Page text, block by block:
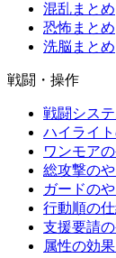
混乱まとめ
恐怖まとめ
洗脳まとめ
戦闘・操作
戦闘シス
ハイライ
ワンモア
総攻撃の
ガードの
行動順の
支援要請
属性の効